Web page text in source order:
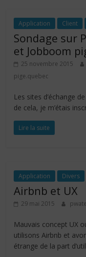
Application Client
Sondage sur
et Jobboom
25 novembre 2015
pige.quebec
Les sites d’échange
de cela, je m’étais
Lire la suite
Application Divers
Airbnb et UX
29 mai 2015
Mauvais concept UX
utilisons Airbnb et
étrange de la part